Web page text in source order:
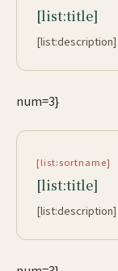
[list:title]
[list:description]
num=3}
[list:sortname]
[list:title]
[list:description]